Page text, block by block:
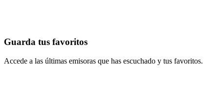
Guarda tus favoritos
Accede a las últimas emisoras que has escuchado y tus favoritos.